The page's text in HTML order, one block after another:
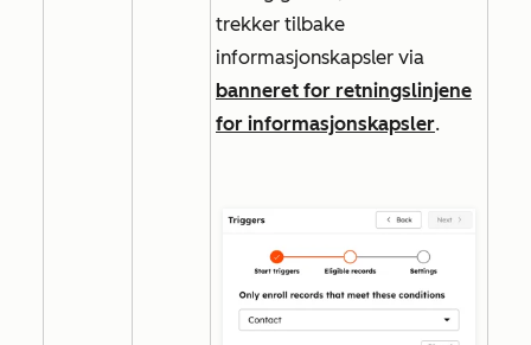
trekker tilbake
informasjonskapsler via
banneret for retningslinjene
for informasjonskapsler.